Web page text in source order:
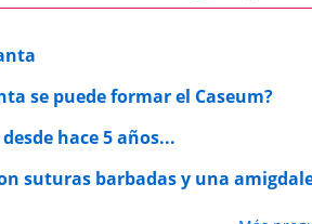
se puede formar el Caseum?
hace 5 años...
suturas barbadas y una